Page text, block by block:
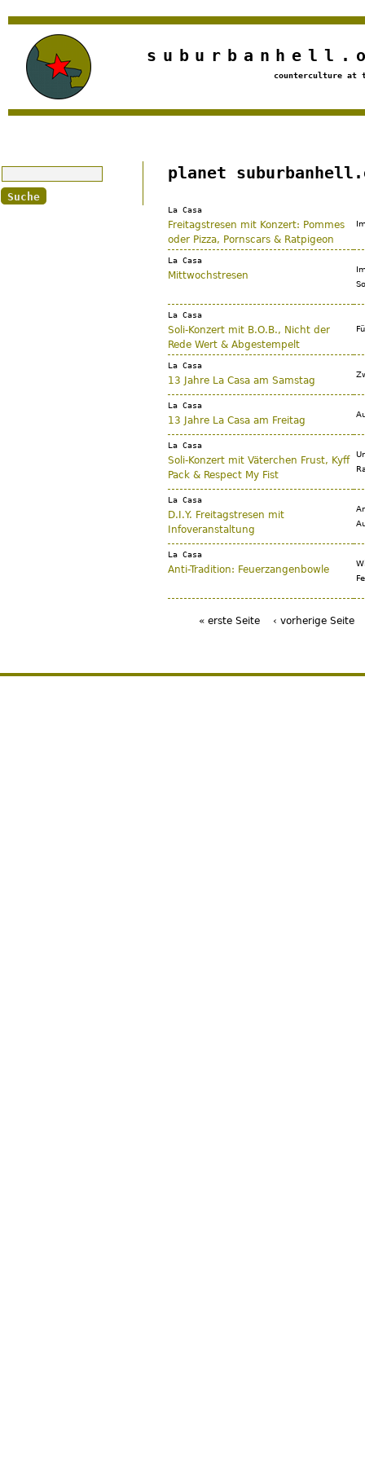
Jump to navigation
counterculture at
planet
La Casa
Freitagstresen mit Konzert: Pommes
oder Pizza, Pornscars & Ratpigeon
La Casa
Mittwochstresen
La Casa
Soli-Konzert mit B.O.B., Nicht der
Rede Wert & Abgestempelt
La Casa
13 Jahre La Casa am Samstag
La Casa
13 Jahre La Casa am Freitag
La Casa
Soli-Konzert mit Väterchen Frust, Kyff
Pack & Respect My Fist
La Casa
D.I.Y. Freitagstresen mit
Infoveranstaltung
La Casa
Anti-Tradition: Feuerzangenbowle
« erste Seite ‹ vorherige Seite
Suche